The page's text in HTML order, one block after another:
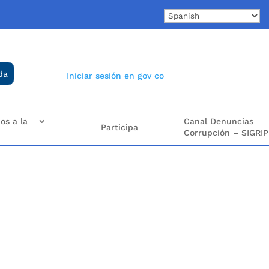
Iniciar sesión en gov co
a la
Participa
Canal Denuncias
Corrupción – SIGRIP